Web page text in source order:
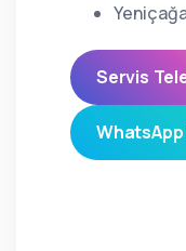
Servis
WhatsApp